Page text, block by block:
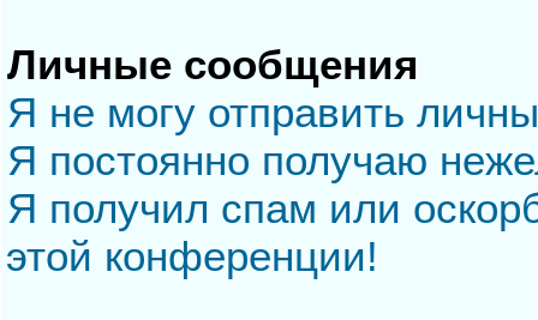
Личные сообщения
Я не могу отправить
Я постоянно получаю
Я получил спам или
этой конференции!